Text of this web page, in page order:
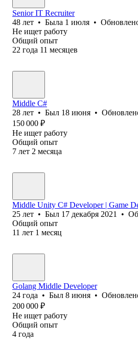
Senior IT Recruiter
48 лет • Была 1 июля •
Не ищет работу
Общий опыт
22 года 11 месяцев
Middle C#
28 лет • Был 18 июня •
150 000 ₽
Не ищет работу
Общий опыт
7 лет 2 месяца
Middle Unity C# Developer | Game
25 лет • Был 17 декабря 2021 •
Общий опыт
11 лет 1 месяц
Golang Middle Developer
24 года • Был 8 июня •
200 000 ₽
Не ищет работу
Общий опыт
4 года